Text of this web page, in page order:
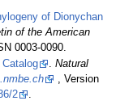
of Dionychan
of the American
0003-0090.
. Natural
, Version
2 .